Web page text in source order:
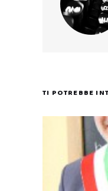
TI POTREBBE